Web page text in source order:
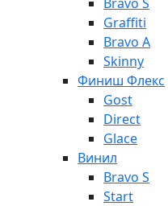
Graffiti
Bravo A
Skinny
Финиш Флекс
Gost
Direct
Glace
Винил
Bravo S
Start